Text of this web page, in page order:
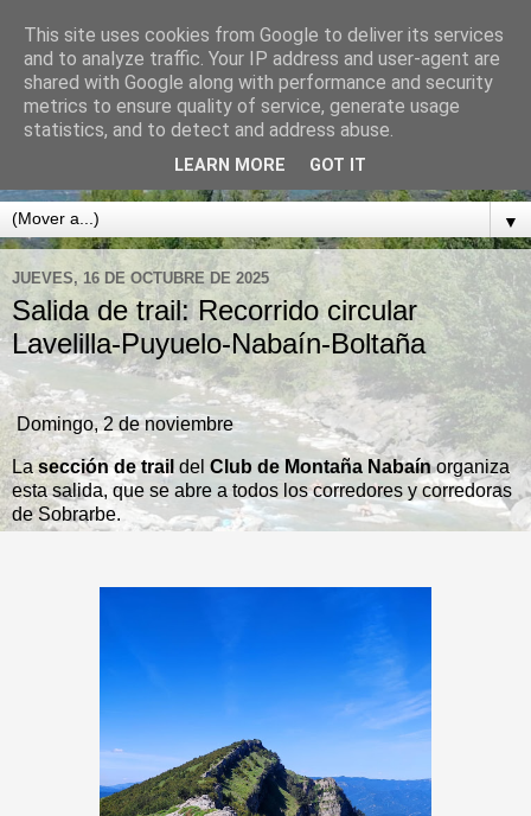
CLUB DE MONTAÑA
NABAÍN
BOLTAÑA. SOBRARBE. PIRINEO ARAGONÉS
▼
JUEVES, 16 DE OCTUBRE DE 2025
Salida de trail: Recorrido circular
Lavelilla-Puyuelo-Nabaín-Boltaña
Domingo, 2 de noviembre
Lasección de traildel Club de Montaña Nabaínorganiza
esta salida, que se abre a todos los corredores y corredoras
de Sobrarbe.
This site uses cookies from Google to deliver its services
and to analyze traffic. Your IP address and user-agent are
shared with Google along with performance and security
metrics to ensure quality of service, generate usage
statistics, and to detect and address abuse.
LEARN MORE GOT IT